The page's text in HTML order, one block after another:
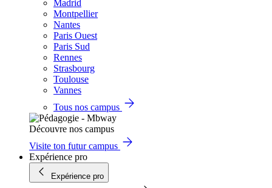
Madrid
Montpellier
Nantes
Paris Ouest
Paris Sud
Rennes
Strasbourg
Toulouse
Vannes
Tous nos campus
Découvre nos campus
Visite ton futur campus
Expérience pro
Expérience pro